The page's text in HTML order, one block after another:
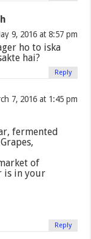
9, 2016 at 8:57 pm
ho to iska
hai?
Reply
7, 2016 at 1:45 pm
fermented
of
is in your
Reply